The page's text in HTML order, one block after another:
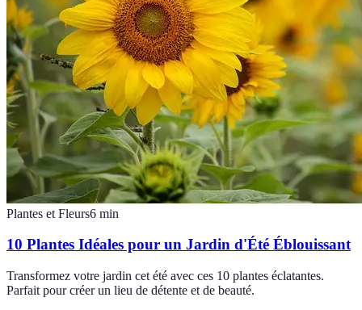
Plantes et Fleurs6 min
10 Plantes Idéales pour un Jardin d'Été Éblouissant
Transformez votre jardin cet été avec ces 10 plantes éclatantes.
Parfait pour créer un lieu de détente et de beauté.